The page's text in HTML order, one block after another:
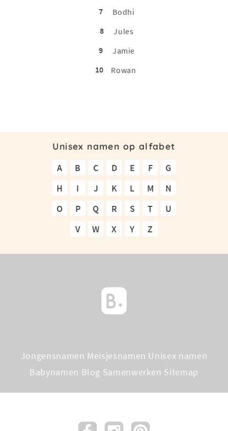
7
Bodhi
8
Jules
9
Jamie
10
Rowan
Unisex namen op alfabet
A B C D E F
G
H
I J K L M
N
O
P Q R S T
U
V
W X Y Z
Jongensnamen Meisjesnamen Unisex namen
Babynamen Blog Samenwerken Sitemap